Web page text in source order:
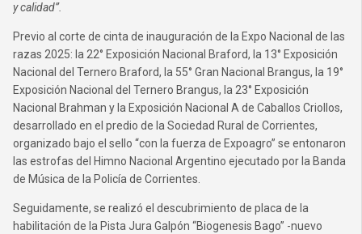
y calidad”.
Previo al corte de cinta de inauguración de la Expo Nacional de las
razas 2025: la 22° Exposición Nacional Braford, la 13° Exposición
Nacional del Ternero Braford, la 55° Gran Nacional Brangus, la 19°
Exposición Nacional del Ternero Brangus, la 23° Exposición
Nacional Brahman y la Exposición Nacional A de Caballos Criollos,
desarrollado en el predio de la Sociedad Rural de Corrientes,
organizado bajo el sello “con la fuerza de Expoagro” se entonaron
las estrofas del Himno Nacional Argentino ejecutado por la Banda
de Música de la Policía de Corrientes.
Seguidamente, se realizó el descubrimiento de placa de la
habilitación de la Pista Jura Galpón “Biogenesis Bago” -nuevo